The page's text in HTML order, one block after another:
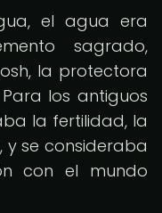
el agua era
sagrado,
la protectora
los antiguos
la fertilidad, la
y se consideraba
con el mundo